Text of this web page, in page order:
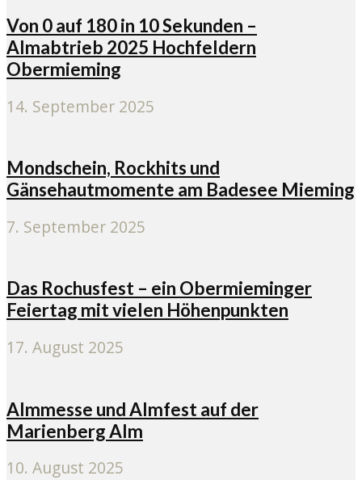
Von 0 auf 180 in 10 Sekunden –
Almabtrieb 2025 Hochfeldern
Obermieming
14. September 2025
Mondschein, Rockhits und
Gänsehautmomente am Badesee Mieming
7. September 2025
Das Rochusfest – ein Obermieminger
Feiertag mit vielen Höhenpunkten
17. August 2025
Almmesse und Almfest auf der
Marienberg Alm
10. August 2025